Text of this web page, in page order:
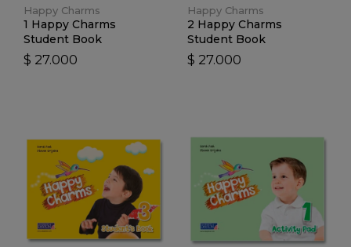
Happy Charms
1 Happy Charms
Student Book
$ 27.000
Happy Charms
2 Happy Charms
Student Book
$ 27.000
VER DETALLES VER DETALLES